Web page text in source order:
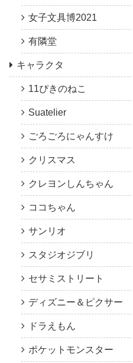
女子文具博2021
有隣堂
キャラクタ
11ぴきのねこ
Suatelier
ごろごろにゃんすけ
クリスマス
クレヨンしんちゃん
ココちゃん
サンリオ
スタジオジブリ
セサミストリート
ディズニー＆ピクサー
ドラえもん
ポケットモンスター